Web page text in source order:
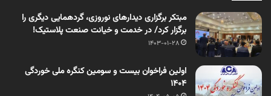
مبتکر برگزاری دیدارهای نوروزی، گردهمایی دیگری را
برگزار کرد/ در خدمت و خیانت صنعت پلاستیک!
1403-01-28
اولین فراخوان بیست و سومین کنگره ملی خوردگی
1404